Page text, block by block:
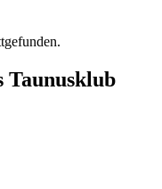
Taunusklub